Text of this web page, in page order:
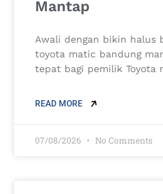
Mantap
Awali dengan bikin halus
toyota matic bandung
tepat bagi pemilik Toyota
READ MORE
07/08/2026 No Comments